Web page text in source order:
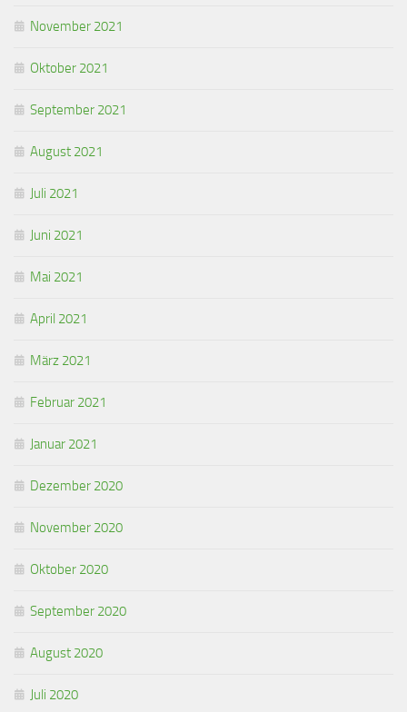
November 2021
Oktober 2021
September 2021
August 2021
Juli 2021
Juni 2021
Mai 2021
April 2021
März 2021
Februar 2021
Januar 2021
Dezember 2020
November 2020
Oktober 2020
September 2020
August 2020
Juli 2020